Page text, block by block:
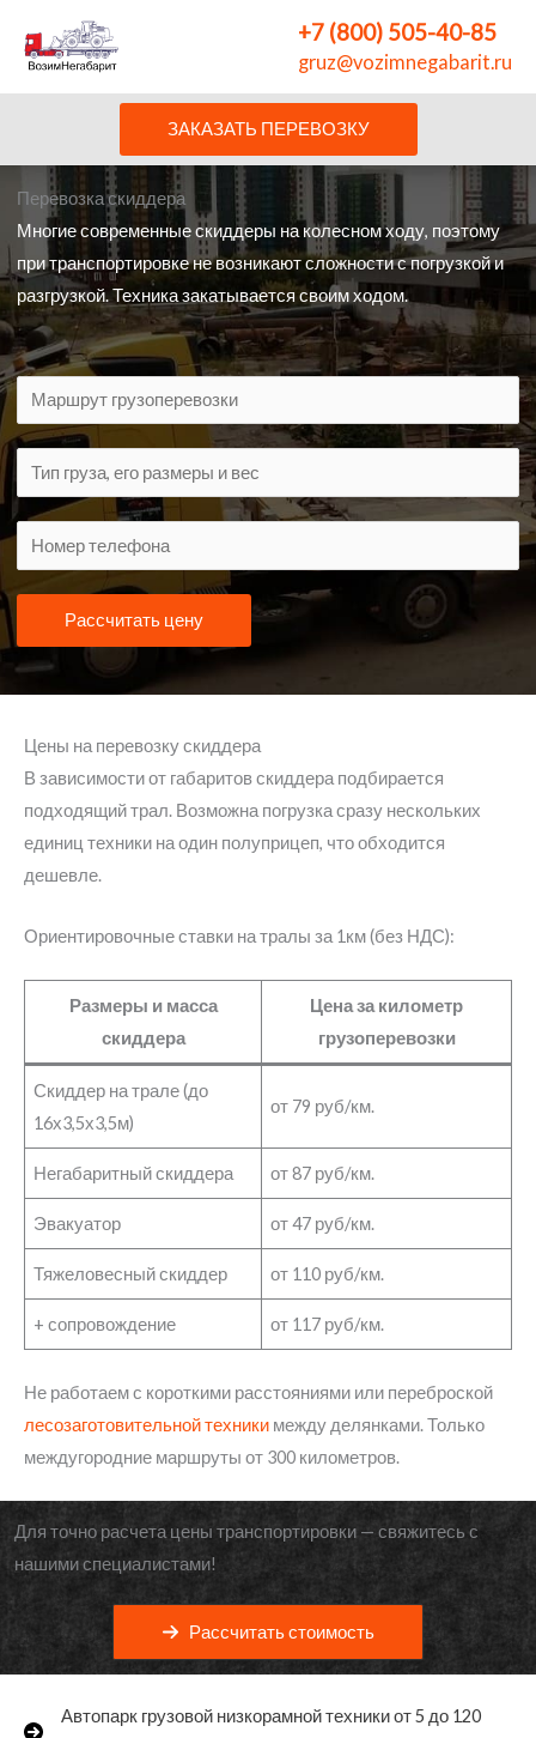
содержимому
+7 (800) 505-40-85
gruz@vozimnegabarit.ru
ЗАКАЗАТЬ ПЕРЕВОЗКУ
Перевозка скиддера
Многие современные скиддеры на колесном ходу, поэтому
при транспортировке не возникают сложности с погрузкой и
разгрузкой. Техника закатывается своим ходом.
Рассчитать цену
Цены на перевозку скиддера
В зависимости от габаритов скиддера подбирается
подходящий трал. Возможна погрузка сразу нескольких
единиц техники на один полуприцеп, что обходится
дешевле.
Ориентировочные ставки на тралы за 1км (без НДС):
Размеры и масса
скиддера
Цена за километр
грузоперевозки
Скиддер на трале (до
16х3,5х3,5м)
от 79 руб/км.
Негабаритный скиддера от 87 руб/км.
Эвакуатор от 47 руб/км.
Тяжеловесный скиддер от 110 руб/км.
+ сопровождение от 117 руб/км.
Не работаем с короткими расстояниями или переброской
лесозаготовительной техники между делянками. Только
междугородние маршруты от 300 километров.
Для точно расчета цены транспортировки — свяжитесь с
нашими специалистами!
Рассчитать стоимость
Автопарк грузовой низкорамной техники от 5 до 120